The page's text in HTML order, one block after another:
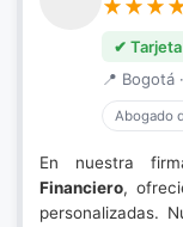
✔
📍 Bogotá
Abogado
En nuestra
Financiero,
personalizadas.